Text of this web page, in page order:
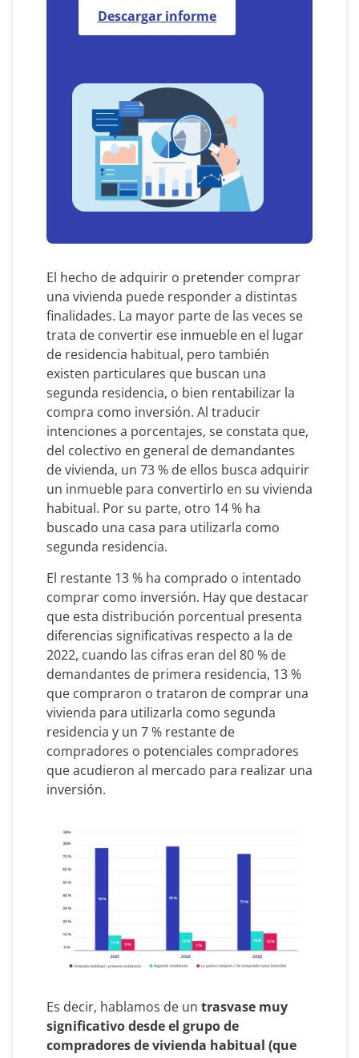
Descargar informe
El hecho de adquirir o pretender comprar
una vivienda puede responder a distintas
finalidades. La mayor parte de las veces se
trata de convertir ese inmueble en el lugar
de residencia habitual, pero también
existen particulares que buscan una
segunda residencia, o bien rentabilizar la
compra como inversión. Al traducir
intenciones a porcentajes, se constata que,
del colectivo en general de demandantes
de vivienda, un 73 % de ellos busca adquirir
un inmueble para convertirlo en su vivienda
habitual. Por su parte, otro 14 % ha
buscado una casa para utilizarla como
segunda residencia.
El restante 13 % ha comprado o intentado
comprar como inversión. Hay que destacar
que esta distribución porcentual presenta
diferencias significativas respecto a la de
2022, cuando las cifras eran del 80 % de
demandantes de primera residencia, 13 %
que compraron o trataron de comprar una
vivienda para utilizarla como segunda
residencia y un 7 % restante de
compradores o potenciales compradores
que acudieron al mercado para realizar una
inversión.
Es decir, hablamos de un trasvase muy
significativo desde el grupo de
compradores de vivienda habitual (que